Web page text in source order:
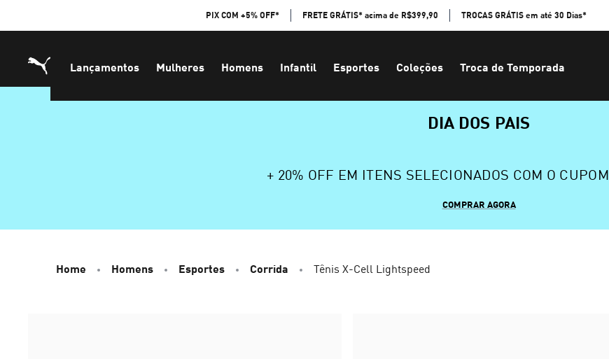
PIX COM +5% OFF* FRETE GRÁTIS* acima de R$399,90 TROCAS GRÁTIS em até 30 Dias*
Lançamentos Mulheres Homens Infantil Esportes Coleções Troca de Temporada
DIA DOS PAIS
+ 20% OFF EM ITENS SELECIONADOS COM O CUPOM
COMPRAR AGORA
Home Homens Esportes Corrida Tênis X-Cell Lightspeed